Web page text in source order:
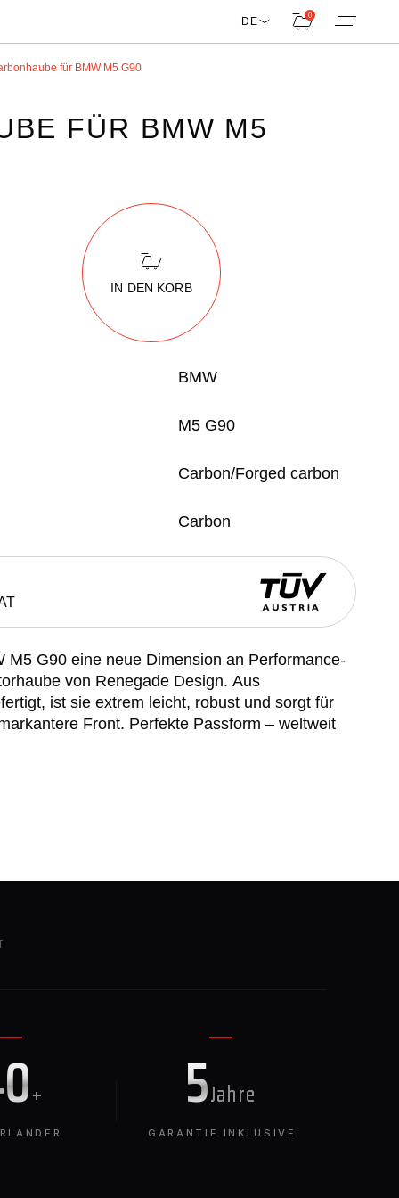
DE 0
für BMW M5 G90
FÜR BMW M5
IN DEN KORB
BMW
M5 G90
Carbon/Forged carbon
Carbon
M5 G90 eine neue Dimension an Performance-
von Renegade Design. Aus
ist sie extrem leicht, robust und sorgt für
Front. Perfekte Passform – weltweit
+ 5Jahre
GARANTIE INKLUSIVE